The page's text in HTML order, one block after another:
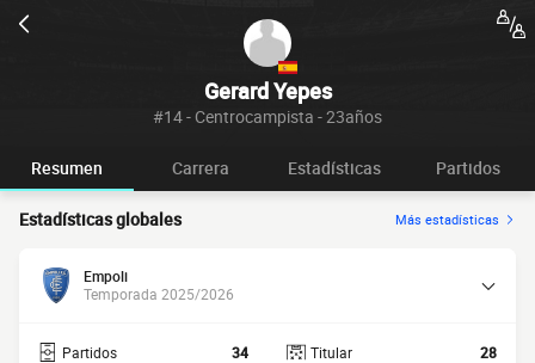
Gerard Yepes
#14 - Centrocampista - 23años
Resumen Carrera Estadísticas Partidos
Estadísticas globales Más estadísticas
Empoli
Temporada 2025/2026
Partidos 34 Titular 28